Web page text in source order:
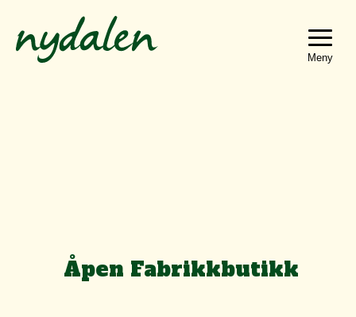
innhold
navigasjon
Åpen Fabrikkbutikk